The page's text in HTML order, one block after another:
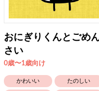
おにぎりくんとごめ
さい
0歳〜1歳向け
かわいい たのしい